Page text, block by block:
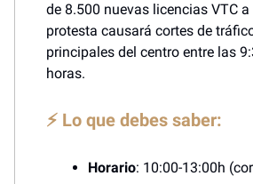
de 8.500 nuevas licencias VTC
protesta causará cortes de
principales del centro entre las
horas.
⚡ Lo que debes saber:
Horario: 10:00-13:00h